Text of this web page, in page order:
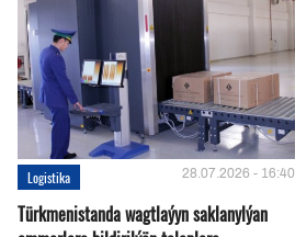
Logistika 28.07.2026 - 16:40
Türkmenistanda wagtlaýyn saklanylýan